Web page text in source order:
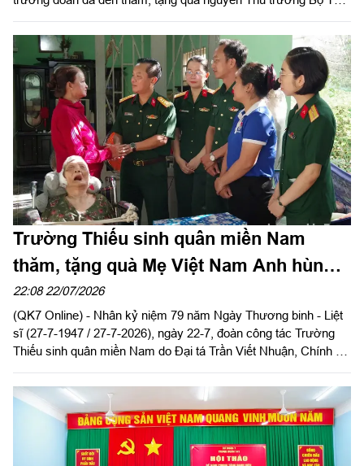
niệm 79 năm Ngày Thương binh - Liệt sĩ (27/7/1947 -
27/7/2026).
Trường Thiếu sinh quân miền Nam
thăm, tặng quà Mẹ Việt Nam Anh hùng
Nguyễn Thị Khen
22:08 22/07/2026
(QK7 Online) - Nhân kỷ niệm 79 năm Ngày Thương binh - Liệt
sĩ (27-7-1947 / 27-7-2026), ngày 22-7, đoàn công tác Trường
Thiếu sinh quân miền Nam do Đại tá Trần Viết Nhuận, Chính ủy
Anh hùng Nguyễn Thị Khen tại ấp Bầu Trăn, xã Nhuận Đức,
Thành phố Hồ Chí Minh.